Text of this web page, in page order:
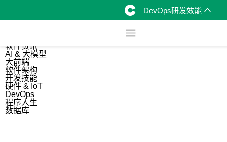
DevOps研发效能
软件资讯
AI & 大模型
大前端
软件架构
开发技能
硬件 & IoT
DevOps
程序人生
数据库